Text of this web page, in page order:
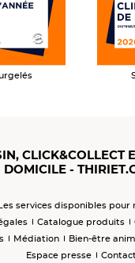
CLICK&COLLECT
DOMICILE -
services disponibles pour
Catalogue produits
Médiation Bien-être
Espace presse